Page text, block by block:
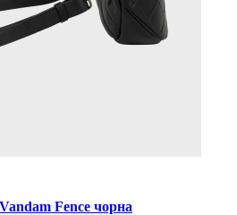
Fence чорна